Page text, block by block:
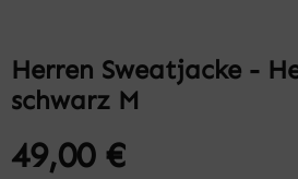
Herren Sweatjacke -
schwarz M
49,00 €